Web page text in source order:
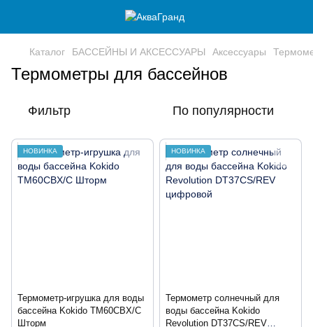
Каталог БАССЕЙНЫ И АКСЕССУАРЫ Аксессуары
Термометры для бассейнов
Фильтр По популярности
НОВИНКА
Термометр-игрушка для воды
бассейна Kokido TM60CBX/C
Шторм
НОВИНКА
Термометр солнечный для
воды бассейна Kokido
Revolution DT37CS/REV